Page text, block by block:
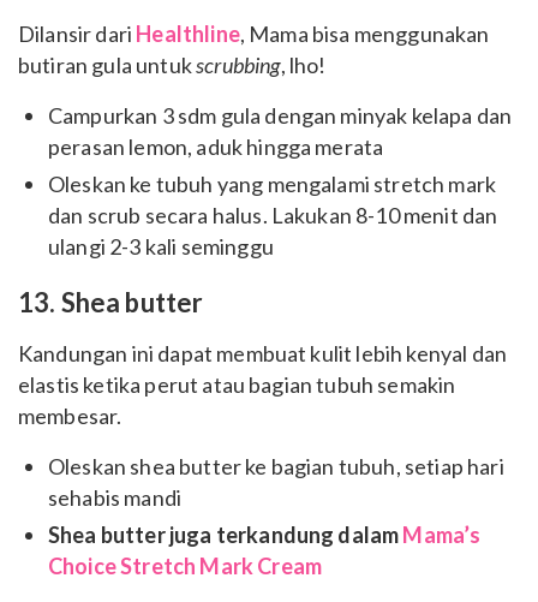
Dilansir dari Healthline, Mama bisa menggunakan
butiran gula untukscrubbing, lho!
Campurkan 3 sdm gula dengan minyak kelapa dan
perasan lemon, aduk hingga merata
Oleskan ke tubuh yang mengalami stretch mark
dan scrub secara halus. Lakukan 8-10 menit dan
ulangi 2-3 kali seminggu
13. Shea butter
Kandungan ini dapat membuat kulit lebih kenyal dan
elastis ketika perut atau bagian tubuh semakin
membesar.
Oleskan shea butter ke bagian tubuh, setiap hari
sehabis mandi
Shea butter juga terkandung dalamMama’s
Choice Stretch Mark Cream